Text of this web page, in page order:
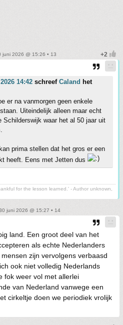
juni 2026 @ 15:26 • 13
14:42 schreef Caland het
er na vanmorgen geen enkele
Uiteindelijk alleen maar echt
Schilderswijk waar het al 50 jaar uit
prima stellen dat het gros er een
heeft. Eens met Jetten dus
for the lesson learned.' - Author unknown,
juni 2026 @ 15:27 • 14
land. Een groot deel van het
als echte Nederlanders
zijn vervolgens verbaasd
ook niet volledig Nederlands
fok weer vol met allerlei
van Nederland vanwege een
cirkeltje doen we periodiek vrolijk